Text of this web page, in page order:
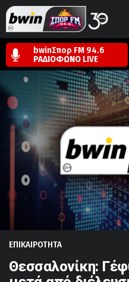
bwinΣπορ FM 94.6
ΡΑΔΙΟΦΩΝΟ LIVE
ΕΠΙΚΑΙΡΟΤΗΤΑ
Θεσσαλονίκη: